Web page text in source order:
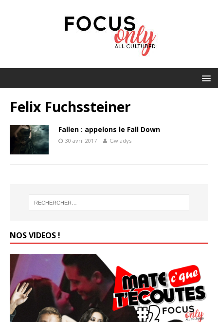
Felix Fuchssteiner
Fallen : appelons le Fall Down
30 avril 2017 Gwladys
NOS VIDEOS !